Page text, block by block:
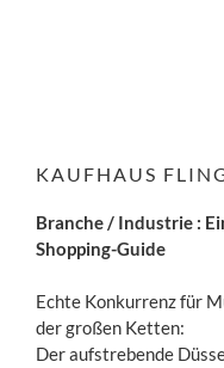
KAUFHAUS
Branche / Industrie :
Shopping-Guide
Echte Konkurrenz für
der großen Ketten:
Der aufstrebende